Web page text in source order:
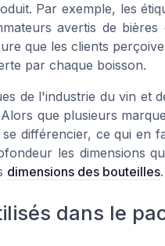
Par exemple, les
avertis de
que les clients
par chaque boisson.
de l'industrie du vin et
que plusieurs
différencier, ce qui en
les dimensions
dimensions des bouteilles.
dans le